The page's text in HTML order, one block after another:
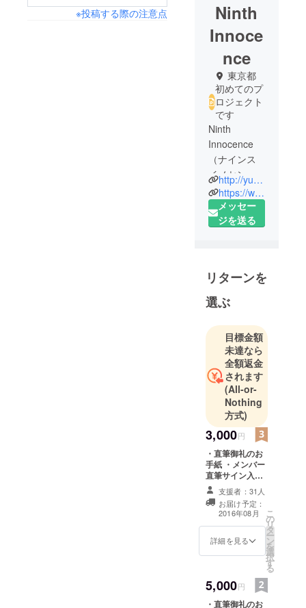
※投稿する際の注意点
Ninth
Innoce
nce
東京都
初めてのプ
ロジェクト
です
Ninth
Innocence
（ナインス
イノセン
ス）
2013年9月約
10年に及ぶ
圭一により
結成。同時
に曲作りに
入る。
2013年12月
24日、
YouTube及
びFacebokに
て2014年か
らの活動開
始を発表。
2013年12月
29日自ら制
作した
MV[feel]を
YouTube限
定で発表。
2014年1月
days]を発
表。
http://yumesukei.wix.com/ninth-innocence
https://www.facebook.com/ninthinnocence/
メッセー
ジを送る
リターンを
選ぶ
目標金額
未達なら
全額返金
されます
(All-or-
Nothing
方式)
3,000円
・直筆御礼のお
手紙 ・メンバー
直筆サイン入り
ポストカード ・
完成したCD
支援者：31人
お届け予定：
2016年08月
詳細を見る
こ
の
リ
タ
ー
ン
を
選
択
す
る
5,000円
・直筆御礼のお